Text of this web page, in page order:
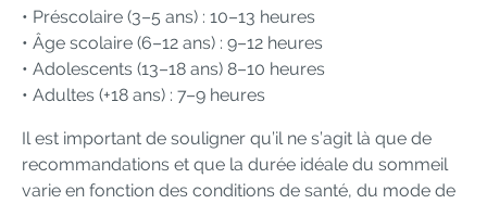
• Préscolaire (3–5 ans) : 10–13 heures
• Âge scolaire (6–12 ans) : 9–12 heures
• Adolescents (13–18 ans) 8–10 heures
• Adultes (+18 ans) : 7–9 heures
Il est important de souligner qu’il ne s’agit là que de
recommandations et que la durée idéale du sommeil
varie en fonction des conditions de santé, du mode de